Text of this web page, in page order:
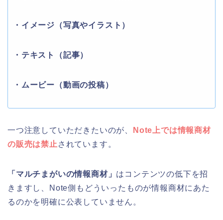
・イメージ（写真やイラスト）
・テキスト（記事）
・ムービー（動画の投稿）
一つ注意していただきたいのが、
Note上では情報商材
の販売は禁止 されています。
「マルチまがいの情報商材」 はコンテンツの低下を招
きますし、Note側もどういったものが情報商材にあた
るのかを明確に公表していません。